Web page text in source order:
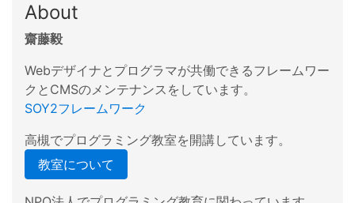
About
齋藤毅
Webデザイナとプログラマが共働できるフレームワー
クとCMSのメンテナンスをしています。
SOY2フレームワーク
高槻でプログラミング教室を開講しています。
教室について